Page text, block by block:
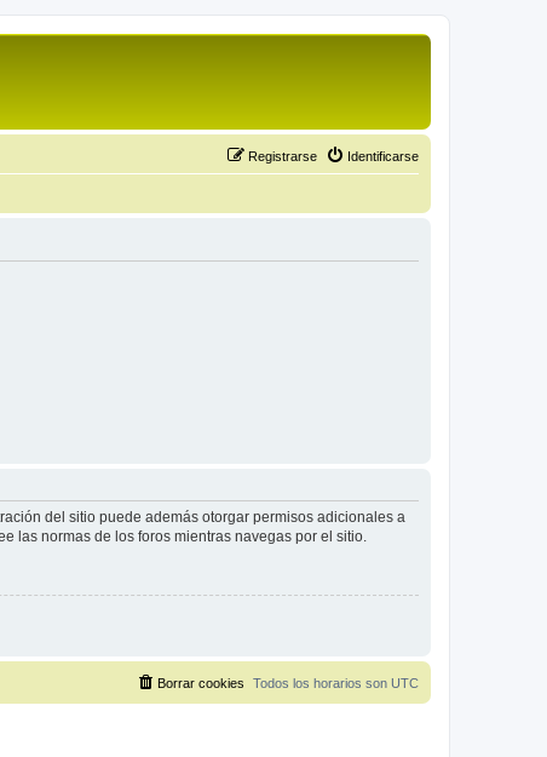
Identificarse
Registrarse
del sitio puede además otorgar permisos adicionales a
las normas de los foros mientras navegas por el sitio.
Todos los horarios son UTC
Borrar cookies